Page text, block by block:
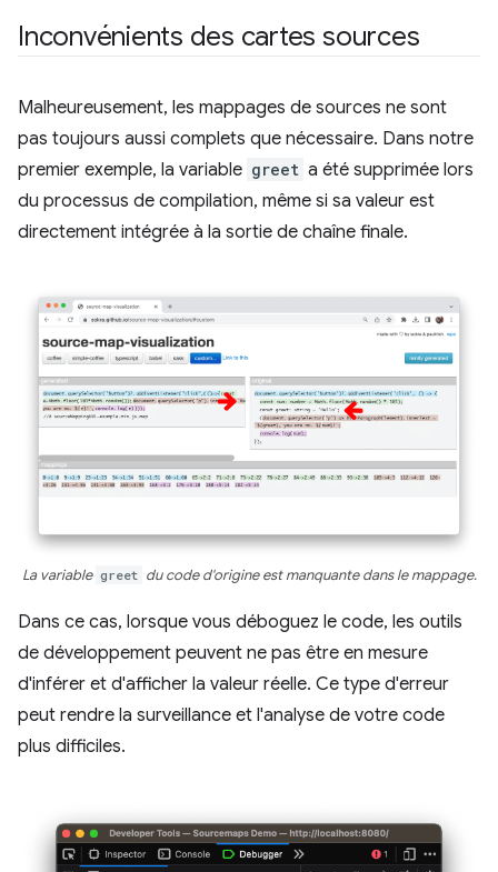
Inconvénients des cartes sources
Malheureusement, les mappages de sources ne sont
pas toujours aussi complets que nécessaire. Dans notre
premier exemple, la variable greet a été supprimée lors
du processus de compilation, même si sa valeur est
directement intégrée à la sortie de chaîne finale.
La variable greet du code d'origine est manquante dans le mappage.
Dans ce cas, lorsque vous déboguez le code, les outils
de développement peuvent ne pas être en mesure
d'inférer et d'afficher la valeur réelle. Ce type d'erreur
peut rendre la surveillance et l'analyse de votre code
plus difficiles.